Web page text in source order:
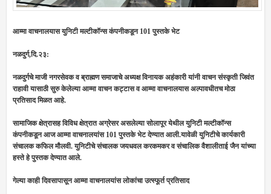
आम्मा वाचनालयास युनिटी मल्टीकॉन्स कंपनीकडून 101 पुस्तके भेट
नळदुर्ग,दि.२३:
नळदुर्गचे माजी नगरसेवक व ब्राह्मण समाजाचे अध्यक्ष विनायक अहंकारी यांनी वाचन संस्कृती जिवंत
राहावी यासाठी सुरु केलेल्या आम्मा वाचन कट्टास व आम्मा वाचनालयास अल्पावधीतच मोठा
प्रतिसाद मिळत आहे.
सामाजिक क्षेत्रासह विविध क्षेत्रात अग्रेसर असलेल्या सोलापूर येथील युनिटी मल्टीकॉन्स
कंपनीकडून आज आम्मा वाचनालयांस 101 पुस्तके भेट देण्यात आली.यावेळी युनिटीचे कार्यकारी
संचालक कफिल मौलवी. युनिटीचे संचालक जयधवल करकमकर व संचालिक वैशालीताई जैन यांच्या
हस्ते हे पुस्तक देण्यात आले.
गेल्या काही दिवसापासून आम्मा वाचनालयांस लोकांचा उत्स्फूर्त प्रतिसाद